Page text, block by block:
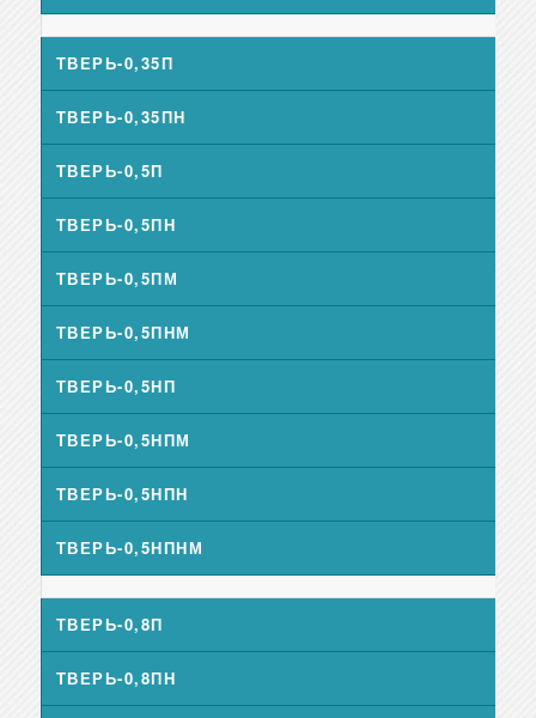
ТВЕРЬ-0,35П
ТВЕРЬ-0,35ПН
ТВЕРЬ-0,5П
ТВЕРЬ-0,5ПН
ТВЕРЬ-0,5ПМ
ТВЕРЬ-0,5ПНМ
ТВЕРЬ-0,5НП
ТВЕРЬ-0,5НПМ
ТВЕРЬ-0,5НПН
ТВЕРЬ-0,5НПНМ
ТВЕРЬ-0,8П
ТВЕРЬ-0,8ПН